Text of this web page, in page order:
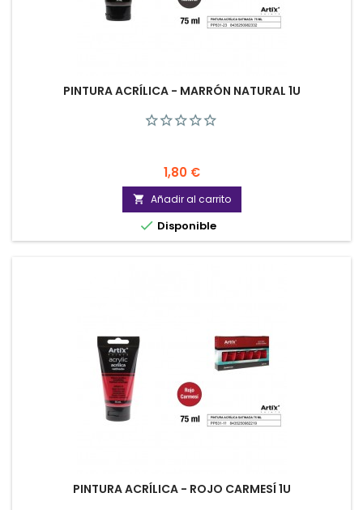
PINTURA ACRÍLICA - MARRÓN NATURAL 1U
Precio
1,80 €
 Añadir al carrito
 Disponible
PINTURA ACRÍLICA - ROJO CARMESÍ 1U